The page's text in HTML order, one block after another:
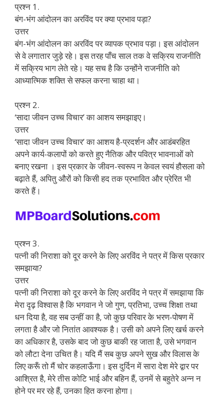
प्रश्न 1.
बंग-भंग आंदोलन का अरविंद पर क्या प्रभाव पड़ा?
उत्तर
बंग-भंग आंदोलन का अरविंद पर व्यापक प्रभाव पड़ा। इस आंदोलन
से वे लगातार जुड़े रहे। इस तरह पाँच साल तक वे सक्रिय राजनीति
में सक्रिय भाग लेते रहे। यह सच है कि उन्होंने राजनीति को
आध्यात्मिक शक्ति से सफल करना चाहा था।
प्रश्न 2.
‘सादा जीवन उच्च विचार’ का आशय समझाइए।
उत्तर
‘सादा जीवन उच्च विचार’ का आशय है-प्रदर्शन और आडंबरहित
अपने कार्य-कलापों को करते हुए नैतिक और पवित्र भावनाओं को
बनाए रखना । इस प्रकार के जीवन-स्वरूप न केवल स्वयं हौसला को
बढ़ाते हैं, अपितु औरों को किसी हद तक प्रभावित और प्रेरित भी
करते हैं।
प्रश्न 3.
पत्नी की निराशा को दूर करने के लिए अरविंद ने पत्र में किस प्रकार
समझाया?
उत्तर
पत्नी की निराशा को दूर करने के लिए अरविंद ने पत्र में समझाया कि
मेरा दृढ़ विश्वास है कि भगवान ने जो गुण, प्रतिभा, उच्च शिक्षा तथा
धन दिया है, वह सब उन्हीं का है, जो कुछ परिवार के भरण-पोषण में
लगता है और जो नितांत आवश्यक है। उसी को अपने लिए खर्च करने
का अधिकार है, उसके बाद जो कुछ बाकी रह जाता है, उसे भगवान
को लौटा देना उचित है। यदि मैं सब कुछ अपने सुख और विलास के
लिए करूँ तो मैं चोर कहलाऊँगा। इस दुर्दिन में सारा देश मेरे द्वार पर
आश्रित है, मेरे तीस कोटि भाई और बहिन हैं, उनमें से बहुतेरे अन्न न
होने पर मर रहे हैं, उनका हित करना होगा।